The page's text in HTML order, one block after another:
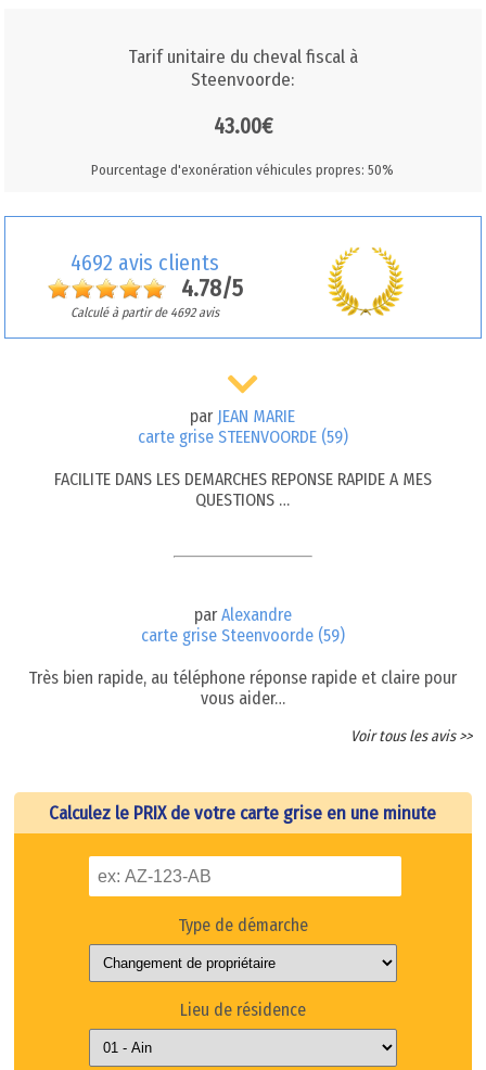
Tarif unitaire du cheval fiscal à
Steenvoorde:
43.00€
Pourcentage d'exonération véhicules propres: 50%
4692 avis clients
4.78/5
Calculé à partir de 4692 avis
par JEAN MARIE
carte grise STEENVOORDE (59)
FACILITE DANS LES DEMARCHES REPONSE RAPIDE A MES
QUESTIONS …
par Alexandre
carte grise Steenvoorde (59)
Très bien rapide, au téléphone réponse rapide et claire pour
vous aider…
Voir tous les avis >>
Calculez le PRIX de votre carte grise en une minute
Type de démarche
Lieu de résidence